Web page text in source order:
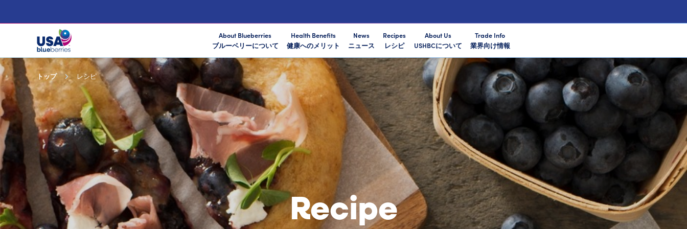
About Blueberries
ブルーベリーについて
Health Benefits
健康へのメリット
News
ニュース
Recipes
レシピ
About Us
USHBCについて
Trade Info
業界向け情報
トップ レシピ
Recipe